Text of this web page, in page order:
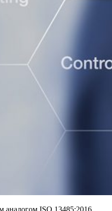
аналогом ISO 13485:2016